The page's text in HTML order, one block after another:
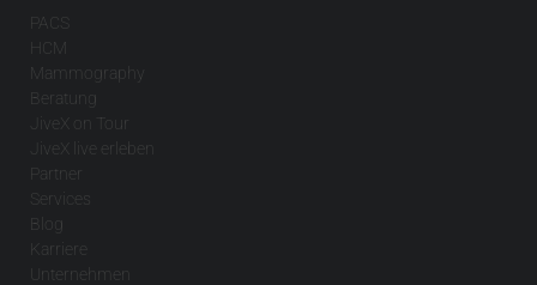
PACS
HCM
Mammography
Beratung
JiveX on Tour
JiveX live erleben
Partner
Services
Blog
Karriere
Unternehmen